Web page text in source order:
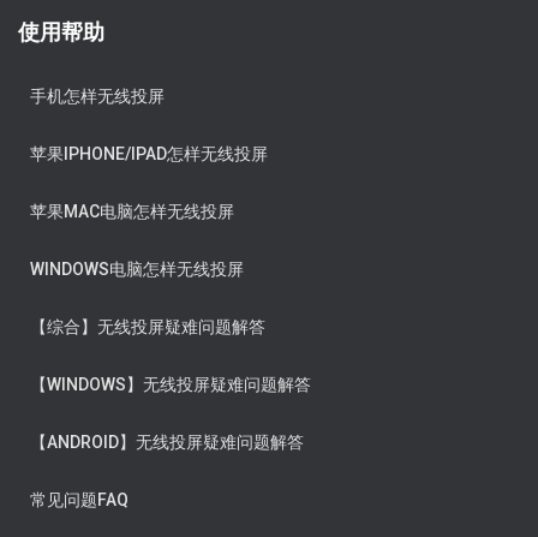
使用帮助
手机怎样无线投屏
苹果IPHONE/IPAD怎样无线投屏
苹果MAC电脑怎样无线投屏
WINDOWS电脑怎样无线投屏
【综合】无线投屏疑难问题解答
【WINDOWS】无线投屏疑难问题解答
【ANDROID】无线投屏疑难问题解答
常见问题FAQ